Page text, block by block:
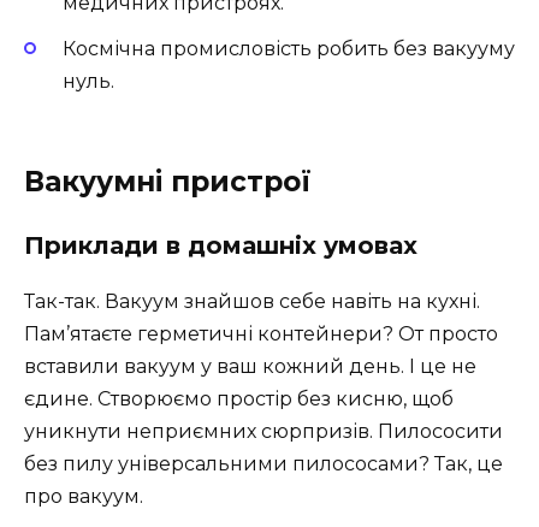
Космічна промисловість робить без вакууму
нуль.
Вакуумні пристрої
Приклади в домашніх умовах
Так-так. Вакуум знайшов себе навіть на кухні.
Пам’ятаєте герметичні контейнери? От просто
вставили вакуум у ваш кожний день. І це не
єдине. Створюємо простір без кисню, щоб
уникнути неприємних сюрпризів. Пилососити
без пилу універсальними пилососами? Так, це
про вакуум.